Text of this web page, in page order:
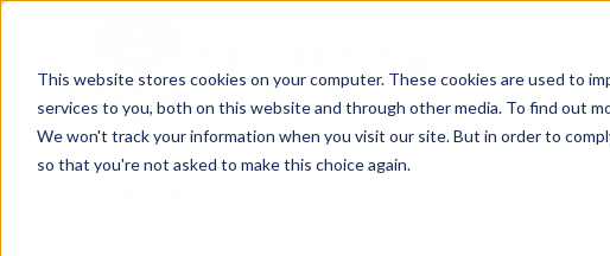
This website stores cookies on your computer. These cookies are used to
services to you, both on this website and through other media. To find out
We won't track your information when you visit our site. But in order to
so that you're not asked to make this choice again.